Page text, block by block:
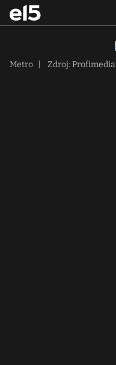
Metro Zdroj: Profimedia